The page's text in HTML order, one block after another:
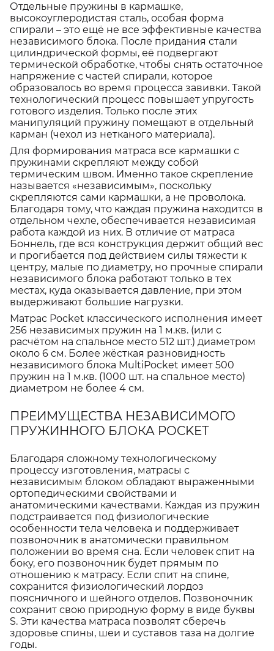
Отдельные пружины в кармашке,
высокоуглеродистая сталь, особая форма
спирали – это ещё не все эффективные качества
независимого блока. После придания стали
цилиндрической формы, её подвергают
термической обработке, чтобы снять остаточное
напряжение с частей спирали, которое
образовалось во время процесса завивки. Такой
технологический процесс повышает упругость
готового изделия. Только после этих
манипуляций пружину помещают в отдельный
карман (чехол из нетканого материала).
Для формирования матраса все кармашки с
пружинами скрепляют между собой
термическим швом. Именно такое скрепление
называется «независимым», поскольку
скрепляются сами кармашки, а не проволока.
Благодаря тому, что каждая пружина находится в
отдельном чехле, обеспечивается независимая
работа каждой из них. В отличие от матраса
Боннель, где вся конструкция держит общий вес
и прогибается под действием силы тяжести к
центру, малые по диаметру, но прочные спирали
независимого блока работают только в тех
местах, куда оказывается давление, при этом
выдерживают большие нагрузки.
Матрас Pocket классического исполнения имеет
256 независимых пружин на 1 м.кв. (или с
расчётом на спальное место 512 шт.) диаметром
около 6 см. Более жёсткая разновидность
независимого блока MultiPocket имеет 500
пружин на 1 м.кв. (1000 шт. на спальное место)
диаметром не более 4 см.
ПРЕИМУЩЕСТВА НЕЗАВИСИМОГО
ПРУЖИННОГО БЛОКА POCKET
Благодаря сложному технологическому
процессу изготовления, матрасы с
независимым блоком обладают выраженными
ортопедическими свойствами и
анатомическими качествами. Каждая из пружин
подстраивается под физиологические
особенности тела человека и поддерживает
позвоночник в анатомически правильном
положении во время сна. Если человек спит на
боку, его позвоночник будет прямым по
отношению к матрасу. Если спит на спине,
сохранится физиологический лордоз
поясничного и шейного отделов. Позвоночник
сохранит свою природную форму в виде буквы
S. Эти качества матраса позволят сберечь
здоровье спины, шеи и суставов таза на долгие
годы.